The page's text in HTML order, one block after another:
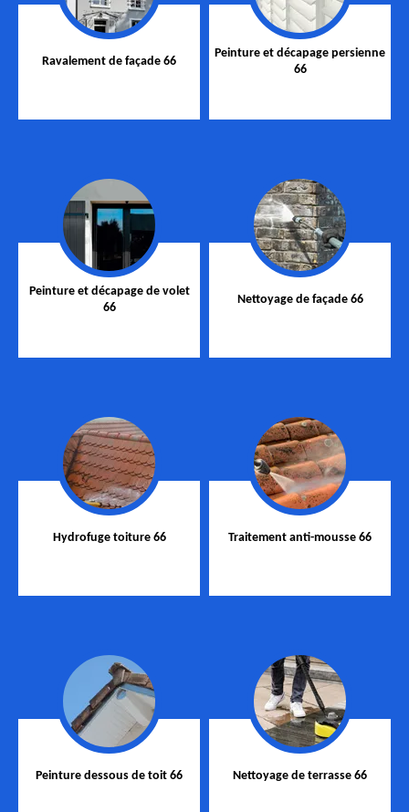
Ravalement de façade 66
Peinture et décapage persienne
66
Peinture et décapage de volet
66
Nettoyage de façade 66
Hydrofuge toiture 66 Traitement anti-mousse 66
Peinture dessous de toit 66 Nettoyage de terrasse 66